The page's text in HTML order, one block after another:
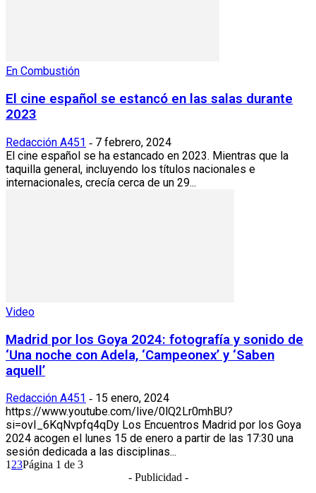
En Combustión
El cine español se estancó en las salas durante
2023
Redacción A451 - 7 febrero, 2024
El cine español se ha estancado en 2023. Mientras que la
taquilla general, incluyendo los títulos nacionales e
internacionales, crecía cerca de un 29...
Video
Madrid por los Goya 2024: fotografía y sonido de
‘Una noche con Adela, ‘Campeonex’ y ‘Saben
aquell’
Redacción A451 - 15 enero, 2024
https://www.youtube.com/live/0lQ2Lr0mhBU?
si=ovI_6KqNvpfq4qDy Los Encuentros Madrid por los Goya
2024 acogen el lunes 15 de enero a partir de las 17:30 una
sesión dedicada a las disciplinas...
1 23Página 1 de 3
- Publicidad -